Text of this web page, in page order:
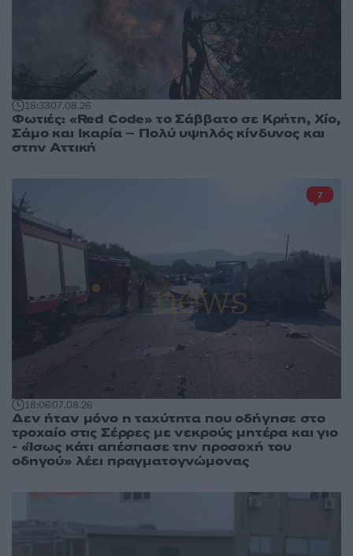
18:3307.08.26
Φωτιές: «Red Code» το Σάββατο σε Κρήτη, Χίο,
Σάμο και Ικαρία – Πολύ υψηλός κίνδυνος και
στην Αττική
18:0607.08.26
Δεν ήταν μόνο η ταχύτητα που οδήγησε στο
τροχαίο στις Σέρρες με νεκρούς μητέρα και γιο
- «Ίσως κάτι απέσπασε την προσοχή του
οδηγού» λέει πραγματογνώμονας
7